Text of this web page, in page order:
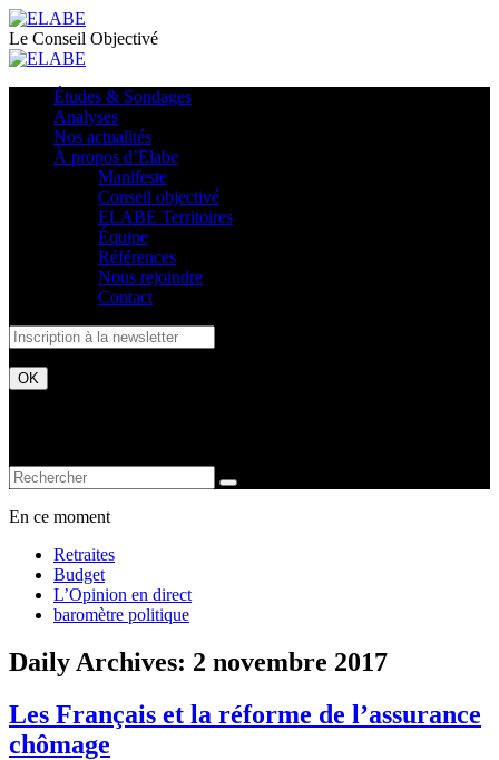
Le Conseil Objectivé
Études & Sondages
Analyses
Nos actualités
À propos d’Elabe
Manifeste
Conseil objectivé
ELABE Territoires
Équipe
Références
Nous rejoindre
Contact
En ce moment
Retraites
Budget
L’Opinion en direct
baromètre politique
Daily Archives: 2 novembre 2017
Les Français et la réforme de l’assurance
chômage